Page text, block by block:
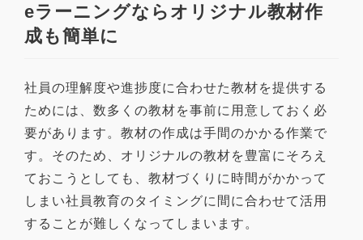
eラーニングならオリジナル教材作
成も簡単に
社員の理解度や進捗度に合わせた教材を提供する
ためには、数多くの教材を事前に用意しておく必
要があります。教材の作成は手間のかかる作業で
す。そのため、オリジナルの教材を豊富にそろえ
ておこうとしても、教材づくりに時間がかかって
しまい社員教育のタイミングに間に合わせて活用
することが難しくなってしまいます。